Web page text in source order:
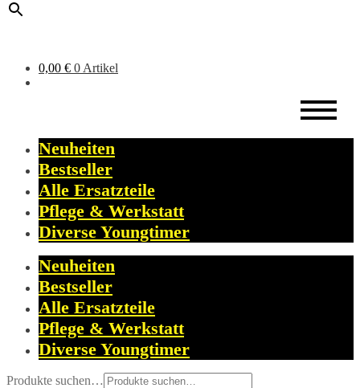
0,00 € 0 Artikel
Neuheiten
Bestseller
Alle Ersatzteile
Pflege & Werkstatt
Diverse Youngtimer
Neuheiten
Bestseller
Alle Ersatzteile
Pflege & Werkstatt
Diverse Youngtimer
Produkte suchen…